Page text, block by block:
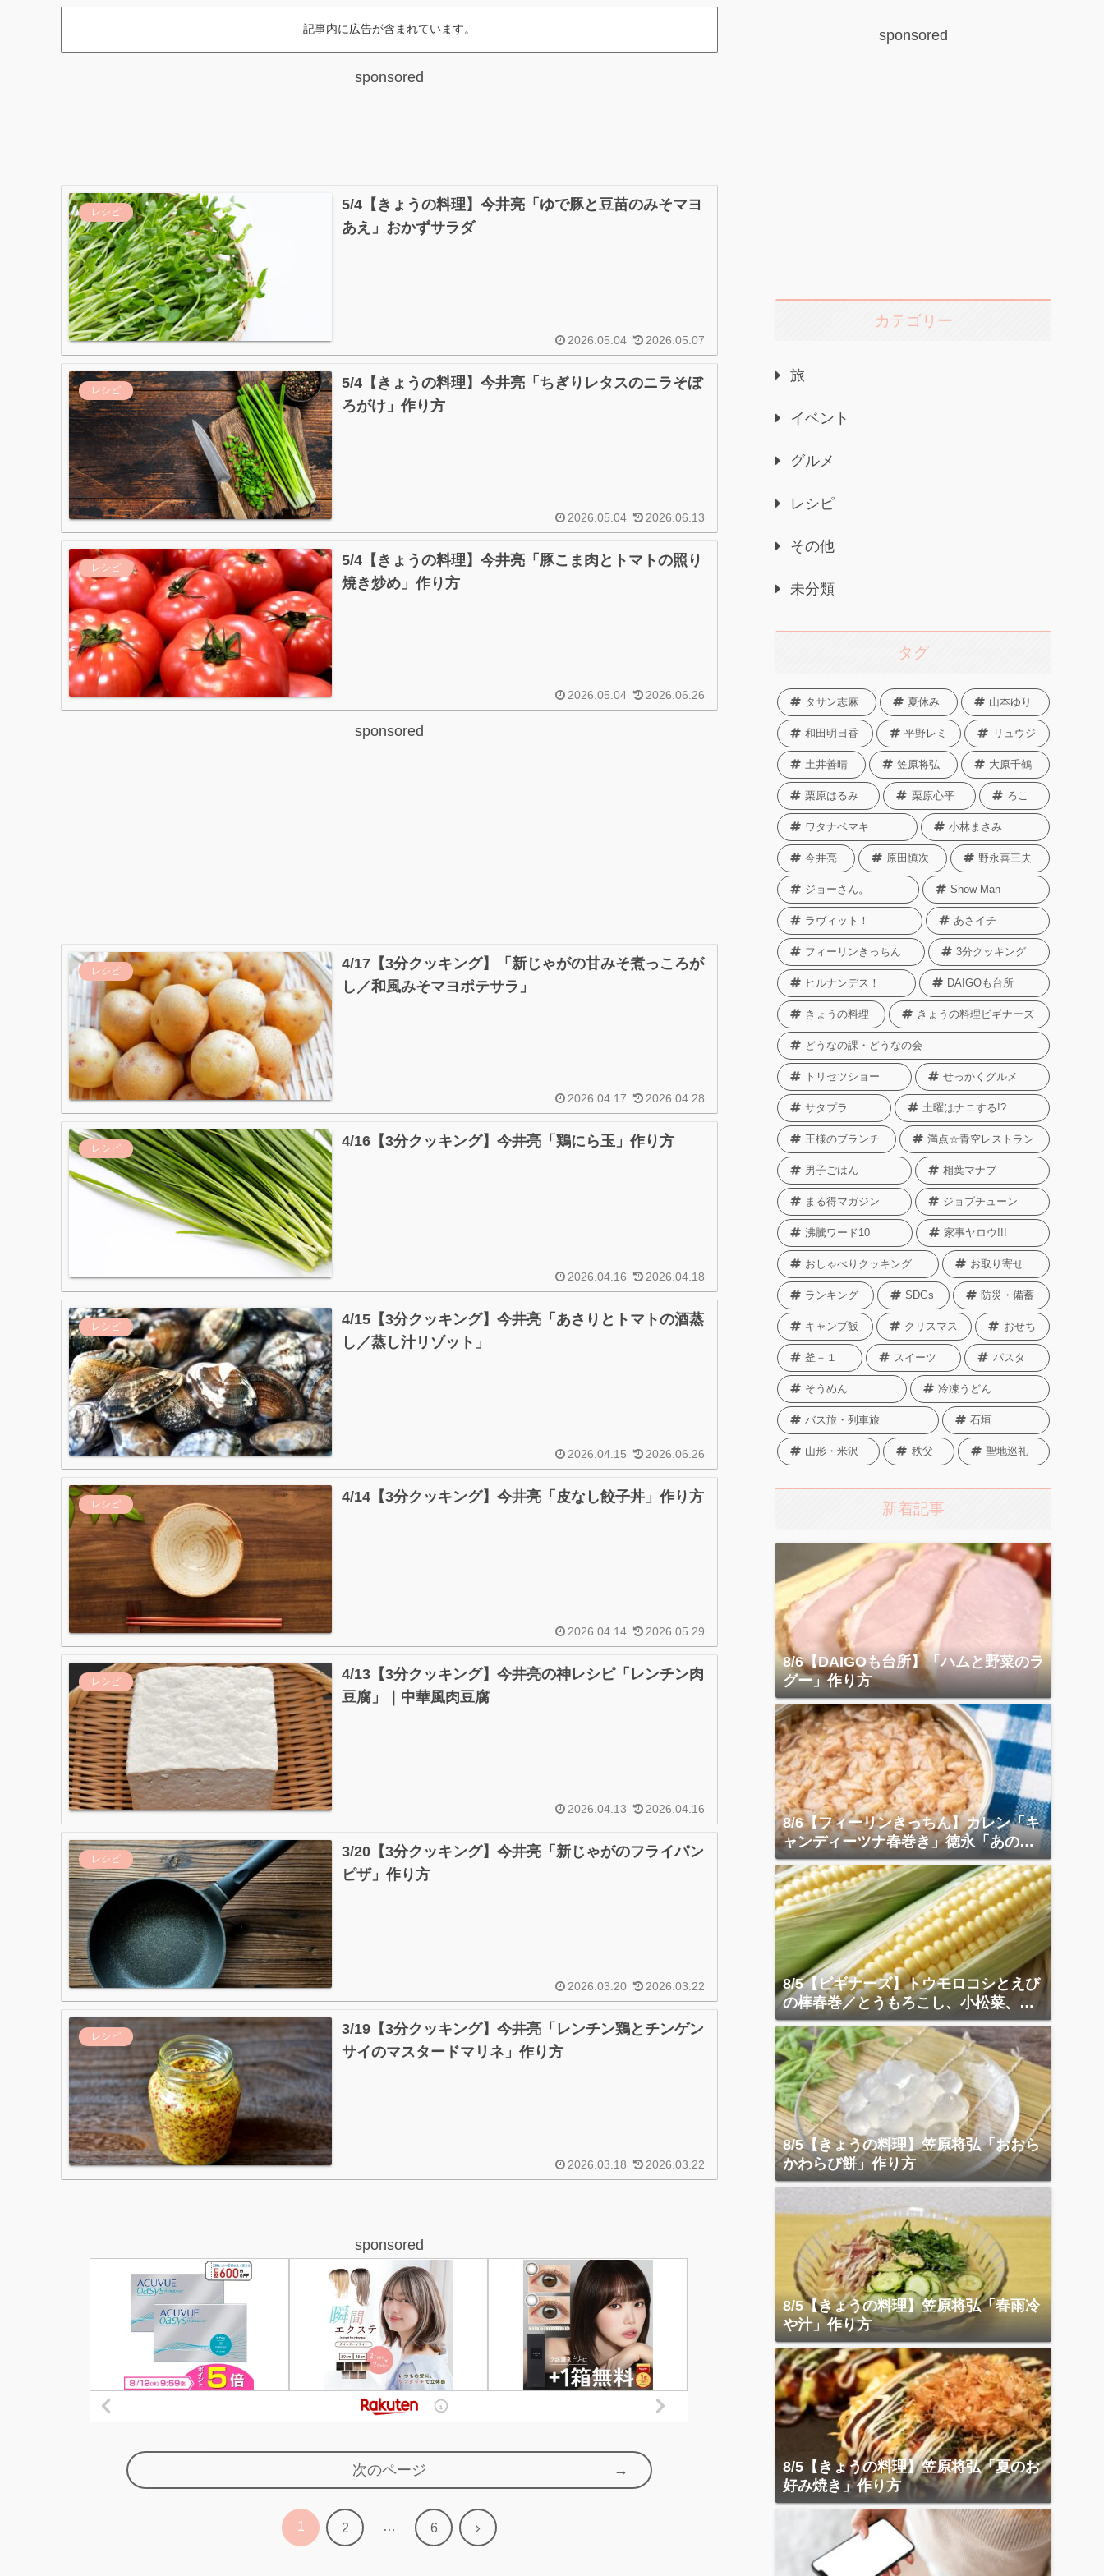
記事内に広告が含まれています。
sponsored
レシピ
5/4【きょうの料理】今井亮「ゆで豚と豆苗のみそマヨ
あえ」おかずサラダ
2026.05.04 2026.05.07
レシピ
5/4【きょうの料理】今井亮「ちぎりレタスのニラそぼ
ろがけ」作り方
2026.05.04 2026.06.13
レシピ
5/4【きょうの料理】今井亮「豚こま肉とトマトの照り
焼き炒め」作り方
2026.05.04 2026.06.26
sponsored
レシピ
4/17【3分クッキング】「新じゃがの甘みそ煮っころが
し／和風みそマヨポテサラ」
2026.04.17 2026.04.28
レシピ 4/16【3分クッキング】今井亮「鶏にら玉」作り方
2026.04.16 2026.04.18
レシピ
4/15【3分クッキング】今井亮「あさりとトマトの酒蒸
し／蒸し汁リゾット」
2026.04.15 2026.06.26
レシピ 4/14【3分クッキング】今井亮「皮なし餃子丼」作り方
2026.04.14 2026.05.29
レシピ
4/13【3分クッキング】今井亮の神レシピ「レンチン肉
豆腐」｜中華風肉豆腐
2026.04.13 2026.04.16
レシピ
3/20【3分クッキング】今井亮「新じゃがのフライパン
ピザ」作り方
2026.03.20 2026.03.22
レシピ
3/19【3分クッキング】今井亮「レンチン鶏とチンゲン
サイのマスタードマリネ」作り方
2026.03.18 2026.03.22
sponsored
次のページ
1 2 … 6 次
sponsored
カテゴリー
旅
イベント
グルメ
レシピ
その他
未分類
タグ
タサン志麻 夏休み 山本ゆり
和田明日香 平野レミ リュウジ
土井善晴 笠原将弘 大原千鶴
栗原はるみ 栗原心平 ろこ
ワタナベマキ 小林まさみ
今井亮 原田慎次 野永喜三夫
ジョーさん。 Snow Man
ラヴィット！ あさイチ
フィーリンきっちん 3分クッキング
ヒルナンデス！ DAIGOも台所
きょうの料理 きょうの料理ビギナーズ
どうなの課・どうなの会
トリセツショー せっかくグルメ
サタプラ 土曜はナニする!?
王様のブランチ 満点☆青空レストラン
男子ごはん 相葉マナブ
まる得マガジン ジョブチューン
沸騰ワード10 家事ヤロウ!!!
おしゃべりクッキング お取り寄せ
ランキング SDGs 防災・備蓄
キャンプ飯 クリスマス おせち
釜－１ スイーツ パスタ
そうめん 冷凍うどん
バス旅・列車旅 石垣
山形・米沢 秩父 聖地巡礼
新着記事
8/6【DAIGOも台所】「ハムと野菜のラ
グー」作り方
8/6【フィーリンきっちん】カレン「キ
ャンディーツナ春巻き」徳永「あの店
の天津飯」
8/5【ビギナーズ】トウモロコシとえび
の棒春巻／とうもろこし、小松菜、ベ
ーコン炒め
8/5【きょうの料理】笠原将弘「おおら
かわらび餅」作り方
8/5【きょうの料理】笠原将弘「春雨冷
や汁」作り方
8/5【きょうの料理】笠原将弘「夏のお
好み焼き」作り方